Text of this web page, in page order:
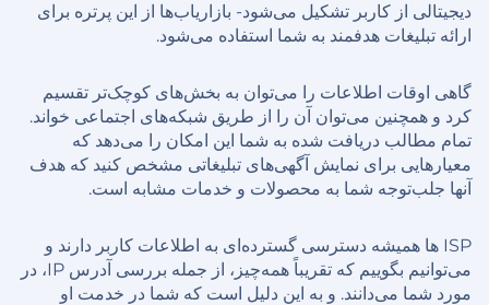
دیجیتالی از کاربر تشکیل می‌شود- بازاریاب‌ها از این پرتره برای
ارائه تبلیغات هدفمند به شما استفاده می‌شود.
گاهی اوقات اطلاعات را می‌توان به بخش‌های کوچک‌تر تقسیم
کرد و همچنین می‌توان آن را از طریق شبکه‌های اجتماعی خواند.
تمام مطالب دریافت شده به شما این امکان را می‌دهد که
معیارهایی برای نمایش آگهی‌های تبلیغاتی مشخص کنید که هدف
آنها جلب‌توجه شما به محصولات و خدمات مشابه است.
ISP ها همیشه دسترسی گسترده‌ای به اطلاعات کاربر دارند و
می‌توانیم بگوییم که تقریباً همه‌چیز، از جمله بررسی آدرس IP، در
مورد شما می‌دانند. و به این دلیل است که شما در خدمت او